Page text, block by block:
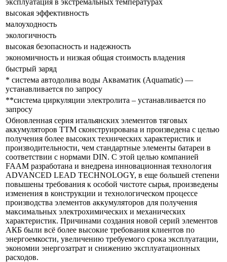
высокая эффективность
малоуходность
экологичность
высокая безопасность и надежность
экономичность и низкая общая стоимость владения
быстрый заряд
* система автодолива воды Акваматик (Aquamatic) —
устанавливается по запросу
**система циркуляции электролита – устанавливается по
запросу
Обновленная серия итальянских элементов тяговых
аккумуляторов ТTM сконструирована и произведена с целью
получения более высоких технических характеристик и
производительности, чем стандартные элементы батареи в
соответствии с нормами DIN. С этой целью компанией
FAAM разработана и внедрена инновационная технология
ADVANCED LEAD TECHNOLOGY, в еще большей степени
повышены требования к особой чистоте сырья, произведены
изменения в конструкции и технологическом процессе
производства элементов аккумуляторов для получения
максимальных электрохимических и механических
характеристик. Причинами создания новой серий элементов
АКБ были всё более высокие требования клиентов по
энергоемкости, увеличению требуемого срока эксплуатации,
экономии энергозатрат и снижению эксплуатационных
расходов.